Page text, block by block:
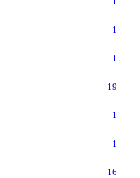
1
1
19
1
1
16